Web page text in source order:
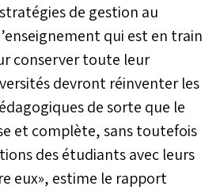
de gestion au
qui est en train
conserver toute leur
devront réinventer les
de sorte que le
et complète, sans toutefois
des étudiants avec leurs
eux», estime le rapport